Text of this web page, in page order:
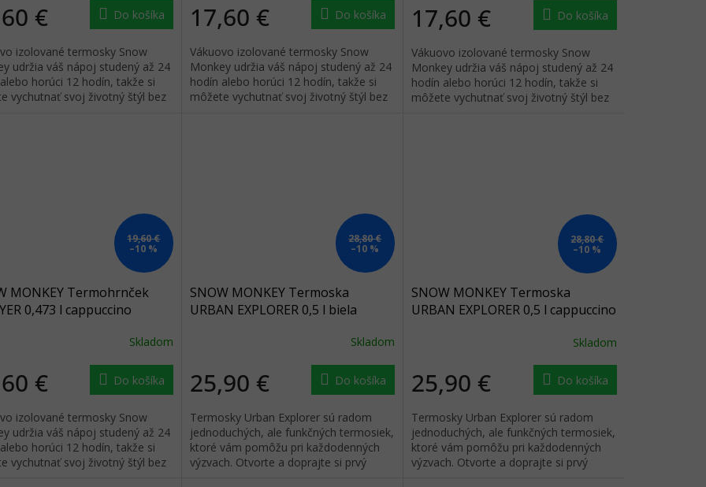
€ Do košíka
izolované termosky Snow
udržia váš nápoj studený až 24
horúci 12 hodín, takže si
vychutnať svoj životný štýl bez
17,60 € Do košíka
Vákuovo izolované termosky Snow
Monkey udržia váš nápoj studený až 24
hodín alebo horúci 12 hodín, takže si
môžete vychutnať svoj životný štýl bez
17,60 € Do košíka
Vákuovo izolované termosky Snow
Monkey udržia váš nápoj studený až 24
hodín alebo horúci 12 hodín, takže si
môžete vychutnať svoj životný štýl bez
19,60 €
–10 %
MONKEY Termohrnček
0,473 l cappuccino
Skladom
€ Do košíka
izolované termosky Snow
udržia váš nápoj studený až 24
horúci 12 hodín, takže si
vychutnať svoj životný štýl bez
28,80 €
–10 %
SNOW MONKEY Termoska
URBAN EXPLORER 0,5 l biela
Skladom
25,90 € Do košíka
Termosky Urban Explorer sú radom
jednoduchých, ale funkčných termosiek,
ktoré vám pomôžu pri každodenných
výzvach. Otvorte a doprajte si prvý
28,80 €
–10 %
SNOW MONKEY Termoska
URBAN EXPLORER 0,5 l cappuccino
Skladom
25,90 € Do košíka
Termosky Urban Explorer sú radom
jednoduchých, ale funkčných termosiek,
ktoré vám pomôžu pri každodenných
výzvach. Otvorte a doprajte si prvý